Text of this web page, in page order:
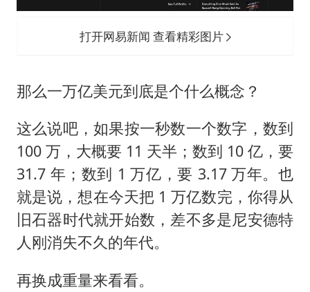
打开网易新闻 查看精彩图片
那么一万亿美元到底是个什么概念？
这么说吧，如果按一秒数一个数字，数到
100 万，大概要 11 天半；数到 10 亿，要
31.7 年；数到 1 万亿，要 3.17 万年。也
就是说，想在今天把 1 万亿数完，你得从
旧石器时代就开始数，差不多是尼安德特
人刚消失不久的年代。
再换成重量来看看。